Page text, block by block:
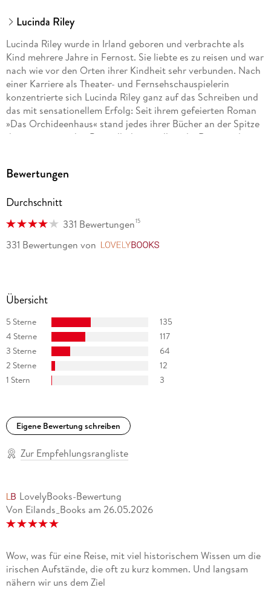
Lucinda Riley
Lucinda Riley wurde in Irland geboren und verbrachte als
Kind mehrere Jahre in Fernost. Sie liebte es zu reisen und war
nach wie vor den Orten ihrer Kindheit sehr verbunden. Nach
einer Karriere als Theater- und Fernsehschauspielerin
konzentrierte sich Lucinda Riley ganz auf das Schreiben und
das mit sensationellem Erfolg: Seit ihrem gefeierten Roman
»Das Orchideenhaus« stand jedes ihrer Bücher an der Spitze
der internationalen Bestsellerlisten, allein die Romane der
und ihren vier Kindern im englischen Norfolk und in West
Bewertungen
Durchschnitt
331 Bewertungen15
331 Bewertungen von
Übersicht
5 Sterne
135
4 Sterne
117
3 Sterne
64
2 Sterne
12
1 Stern
3
Eigene Bewertung schreiben
Zur Empfehlungsrangliste
LovelyBooks-Bewertung
Von Eilands_Books am 26.05.2026
Wow, was für eine Reise, mit viel historischem Wissen um die
irischen Aufstände, die oft zu kurz kommen. Und langsam
nähern wir uns dem Ziel